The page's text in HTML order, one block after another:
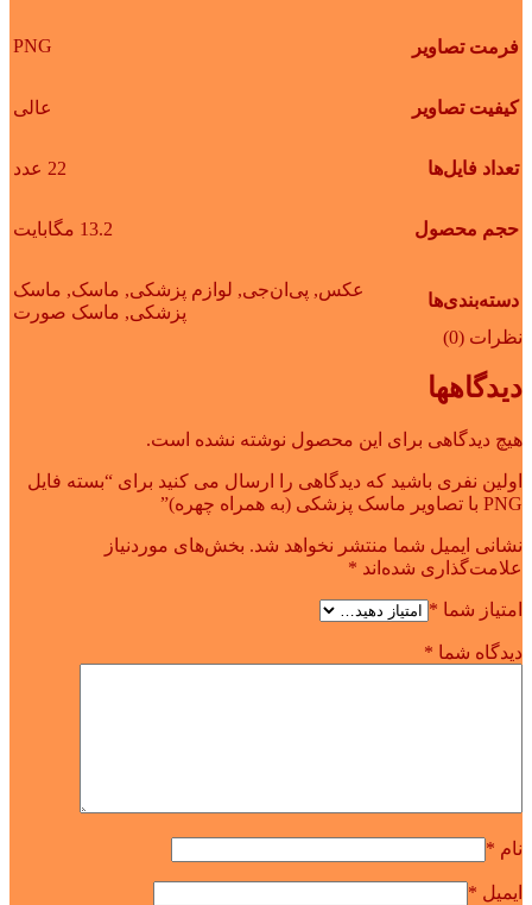
فرمت تصاویر PNG
کیفیت تصاویر عالی
تعداد فایل‌ها 22 عدد
حجم محصول 13.2 مگابایت
دسته‌بندی‌ها
عکس, پی‌ان‌جی, لوازم پزشکی, ماسک, ماسک
پزشکی, ماسک صورت
نظرات (0)
دیدگاهها
هیچ دیدگاهی برای این محصول نوشته نشده است.
اولین نفری باشید که دیدگاهی را ارسال می کنید برای “بسته فایل
PNG با تصاویر ماسک پزشکی (به همراه چهره)”
نشانی ایمیل شما منتشر نخواهد شد. بخش‌های موردنیاز
علامت‌گذاری شده‌اند *
امتیاز شما *
دیدگاه شما *
نام *
ایمیل *